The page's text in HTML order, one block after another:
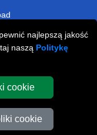
najlepszą jakość
naszą Politykę
cookie
cookie